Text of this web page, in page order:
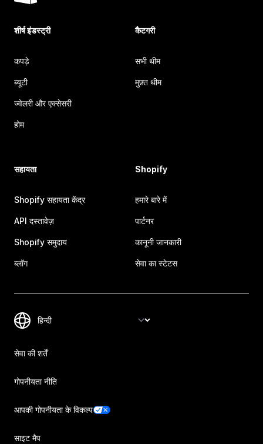
शीर्ष इंडस्ट्री
कपड़े
ब्यूटी
ज्वेलरी और एक्सेसरी
होम
कैटगरी
सभी थीम
मुफ़्त थीम
सहायता
Shopify सहायता केंद्र
API दस्तावेज़
Shopify समुदाय
ब्लॉग
Shopify
हमारे बारे में
पार्टनर
कानूनी जानकारी
सेवा का स्टेटस
सेवा की शर्तें
गोपनीयता नीति
आपकी गोपनीयता के विकल्प
साइट मैप